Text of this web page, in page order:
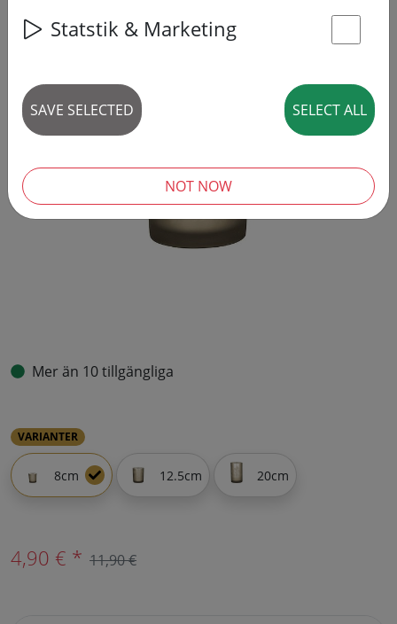
Mer än 10 tillgängliga
VARIANTER
8cm 12.5cm 20cm
4,90 € * 11,90 €
Statstik & Marketing
SAVE SELECTED SELECT ALL
NOT NOW